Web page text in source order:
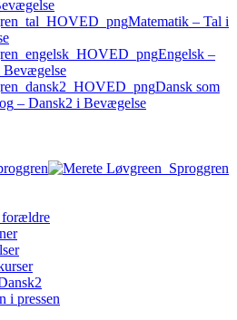
Matematik – Tal i
Engelsk –
Bevægelse
Dansk som
– Dansk2 i Bevægelse
i pressen